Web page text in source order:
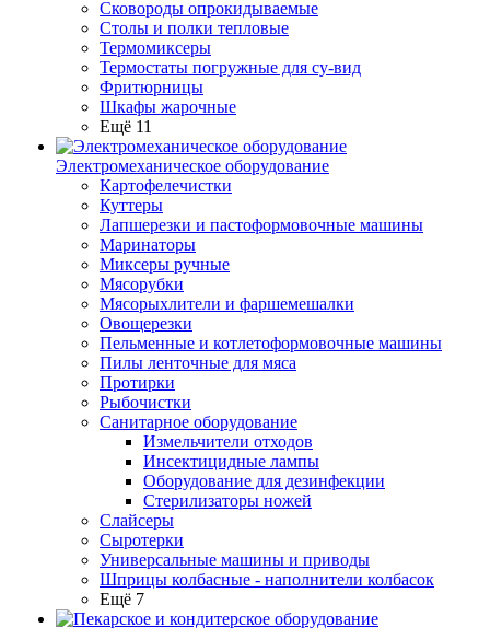
Сковороды опрокидываемые
Столы и полки тепловые
Термомиксеры
Термостаты погружные для су-вид
Фритюрницы
Шкафы жарочные
Ещё 11
Электромеханическое оборудование
Картофелечистки
Куттеры
Лапшерезки и пастоформовочные машины
Маринаторы
Миксеры ручные
Мясорубки
Мясорыхлители и фаршемешалки
Овощерезки
Пельменные и котлетоформовочные машины
Пилы ленточные для мяса
Протирки
Рыбочистки
Санитарное оборудование
Измельчители отходов
Инсектицидные лампы
Оборудование для дезинфекции
Стерилизаторы ножей
Слайсеры
Сыротерки
Универсальные машины и приводы
Шприцы колбасные - наполнители колбасок
Ещё 7